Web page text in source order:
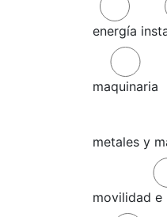
energía
maquinaria
metales y
movilidad e